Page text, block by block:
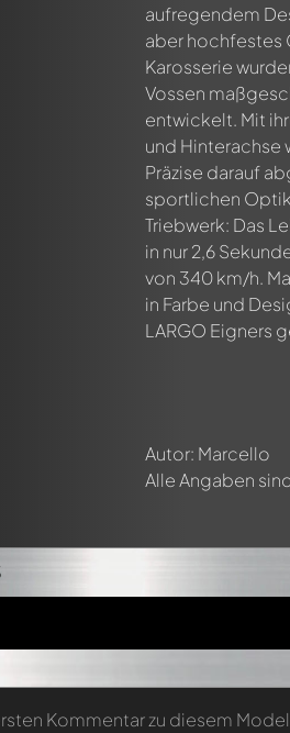
aufregendem
aber hochfestes
Karosserie
Vossen
entwickelt. Mit
und
Präzise darauf
sportlichen
Triebwerk: Das
in nur 2,6
von 340 km/h.
in Farbe und
LARGO Eigners
Autor: Marcello
Alle Angaben
Kommentar zu diesem
zu diesem Modell!
Mitgliedern diskutiert werden. Es
durch die Verwendung eines@